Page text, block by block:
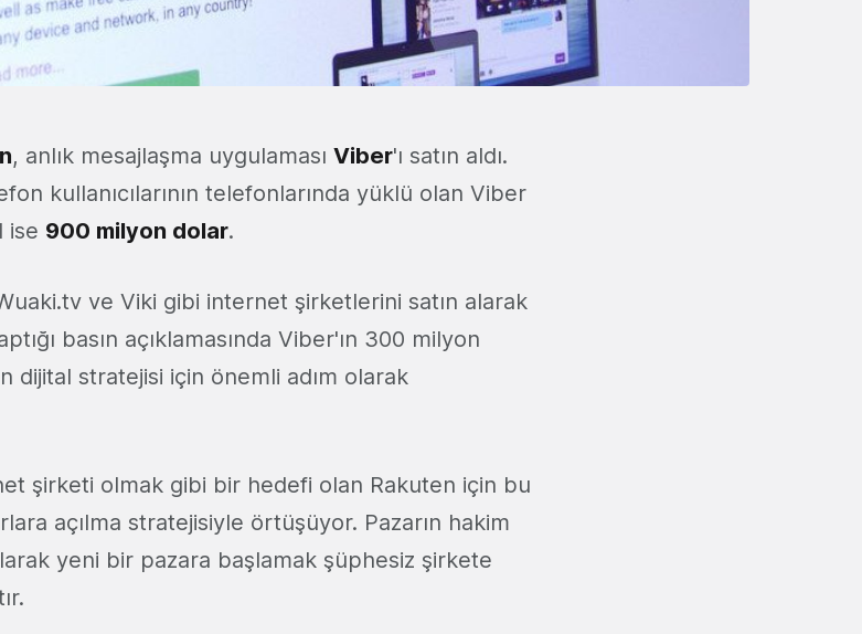
, anlık mesajlaşma uygulaması Viber'ı satın aldı.
kullanıcılarının telefonlarında yüklü olan Viber
ise 900 milyon dolar.
ve Viki gibi internet şirketlerini satın alarak
basın açıklamasında Viber'ın 300 milyon
dijital stratejisi için önemli adım olarak
şirketi olmak gibi bir hedefi olan Rakuten için bu
açılma stratejisiyle örtüşüyor. Pazarın hakim
yeni bir pazara başlamak şüphesiz şirkete